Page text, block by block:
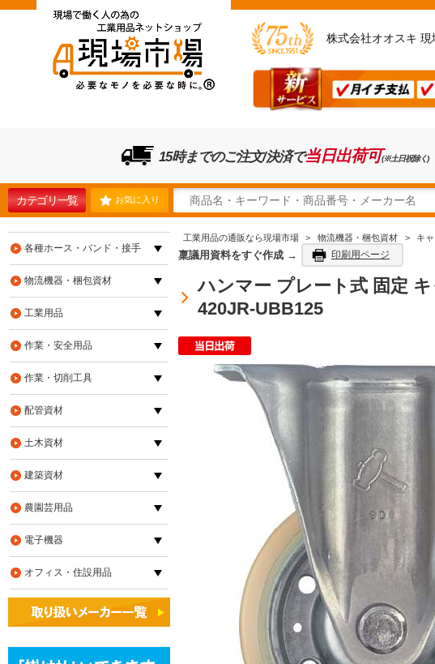
株式会社オオスキ
15時までのご注文/決済で当日出荷可(※土日祝除く)
カテゴリ一覧 お気に入り
工業用品の通販なら現場市場 > 物流機器・梱包資材 > キ
稟議用資料をすぐ作成 → 印刷用ページ
ハンマー プレート式 固定
420JR-UBB125
各種ホース・バンド・接手
物流機器・梱包資材
工業用品
作業・安全用品
作業・切削工具
配管資材
土木資材
建築資材
農園芸用品
電子機器
オフィス・住設用品